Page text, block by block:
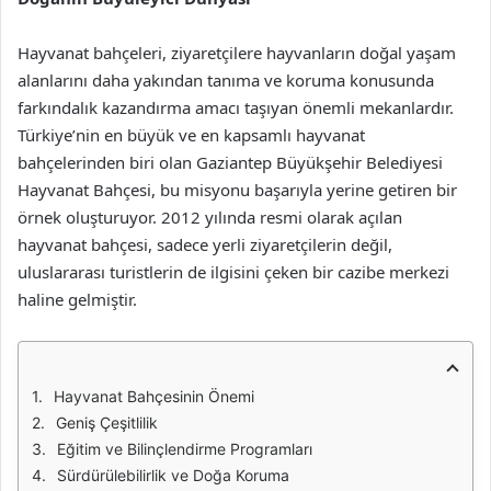
Hayvanat bahçeleri, ziyaretçilere hayvanların doğal yaşam
alanlarını daha yakından tanıma ve koruma konusunda
farkındalık kazandırma amacı taşıyan önemli mekanlardır.
Türkiye’nin en büyük ve en kapsamlı hayvanat
bahçelerinden biri olan Gaziantep Büyükşehir Belediyesi
Hayvanat Bahçesi, bu misyonu başarıyla yerine getiren bir
örnek oluşturuyor. 2012 yılında resmi olarak açılan
hayvanat bahçesi, sadece yerli ziyaretçilerin değil,
uluslararası turistlerin de ilgisini çeken bir cazibe merkezi
haline gelmiştir.
Hayvanat Bahçesinin Önemi
Geniş Çeşitlilik
Eğitim ve Bilinçlendirme Programları
Sürdürülebilirlik ve Doğa Koruma